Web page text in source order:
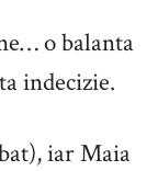
o balanta
indecizie.
iar Maia